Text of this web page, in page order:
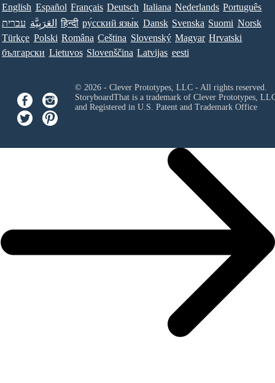
English Español Français Deutsch Italiana Nederlands Português
עברית العَرَبِيَّة हिन्दी ру́сский язы́к Dansk Svenska Suomi Norsk
Türkçe Polski Româna Ceština Slovenský Magyar Hrvatski
български Lietuvos Slovenščina Latvijas eesti
© 2026 - Clever Prototypes, LLC - All rights reserved.
StoryboardThat is a trademark of Clever Prototypes,
and Registered in U.S. Patent and Trademark Office